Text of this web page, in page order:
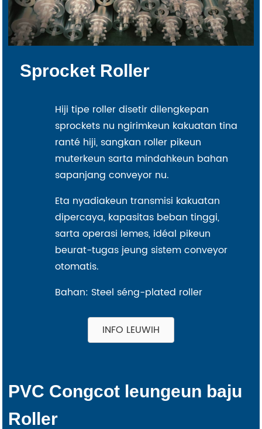
Sprocket Roller
Hiji tipe roller disetir dilengkepan
sprockets nu ngirimkeun kakuatan tina
ranté hiji, sangkan roller pikeun
muterkeun sarta mindahkeun bahan
sapanjang conveyor nu.
Eta nyadiakeun transmisi kakuatan
dipercaya, kapasitas beban tinggi,
sarta operasi lemes, idéal pikeun
beurat-tugas jeung sistem conveyor
otomatis.
Bahan: Steel séng-plated roller
INFO LEUWIH
PVC Congcot leungeun baju
Roller